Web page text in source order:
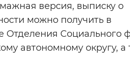
версия, выписку о
можно получить в
Отделения Социального
автономному округу, а